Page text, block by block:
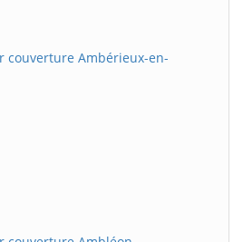
couverture Ambérieux-en-